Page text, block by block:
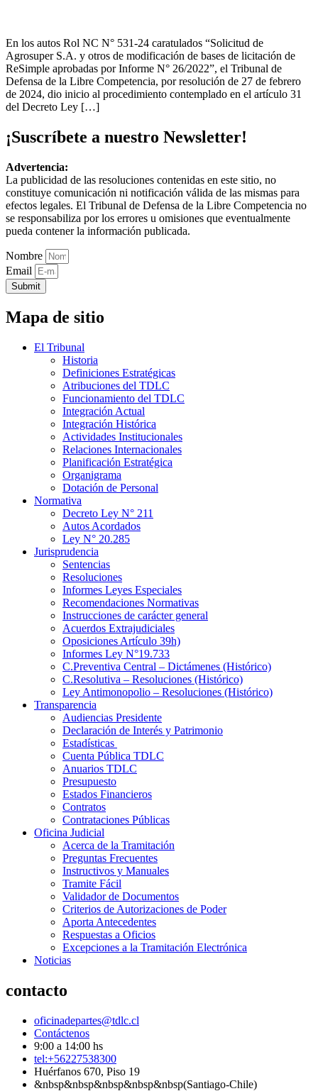
En los autos Rol NC N° 531-24 caratulados “Solicitud de
Agrosuper S.A. y otros de modificación de bases de licitación de
ReSimple aprobadas por Informe N° 26/2022”, el Tribunal de
Defensa de la Libre Competencia, por resolución de 27 de febrero
de 2024, dio inicio al procedimiento contemplado en el artículo 31
del Decreto Ley […]
¡Suscríbete a nuestro Newsletter!
Advertencia:
La publicidad de las resoluciones contenidas en este sitio, no
constituye comunicación ni notificación válida de las mismas para
efectos legales. El Tribunal de Defensa de la Libre Competencia no
se responsabiliza por los errores u omisiones que eventualmente
pueda contener la información publicada.
Nombre
Email
Submit
Mapa de sitio
El Tribunal
Historia
Definiciones Estratégicas
Atribuciones del TDLC
Funcionamiento del TDLC
Integración Actual
Integración Histórica
Actividades Institucionales
Relaciones Internacionales
Planificación Estratégica
Organigrama
Dotación de Personal
Normativa
Decreto Ley N° 211
Autos Acordados
Ley N° 20.285
Jurisprudencia
Sentencias
Resoluciones
Informes Leyes Especiales
Recomendaciones Normativas
Instrucciones de carácter general
Acuerdos Extrajudiciales
Oposiciones Artículo 39h)
Informes Ley N°19.733
C.Preventiva Central – Dictámenes (Histórico)
C.Resolutiva – Resoluciones (Histórico)
Ley Antimonopolio – Resoluciones (Histórico)
Transparencia
Audiencias Presidente
Declaración de Interés y Patrimonio
Estadísticas
Cuenta Pública TDLC
Anuarios TDLC
Presupuesto
Estados Financieros
Contratos
Contrataciones Públicas
Oficina Judicial
Acerca de la Tramitación
Preguntas Frecuentes
Instructivos y Manuales
Tramite Fácil
Validador de Documentos
Criterios de Autorizaciones de Poder
Aporta Antecedentes
Respuestas a Oficios
Excepciones a la Tramitación Electrónica
Noticias
contacto
oficinadepartes@tdlc.cl
Contáctenos
9:00 a 14:00 hs
tel:+56227538300
Huérfanos 670, Piso 19
&nbsp&nbsp&nbsp&nbsp&nbsp(Santiago-Chile)